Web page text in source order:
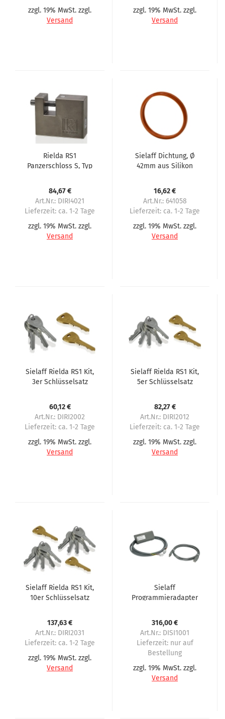
zzgl. 19% MwSt. zzgl.
Versand
zzgl. 19% MwSt. zzgl.
Versand
Rielda RS1
Panzerschloss S, Typ
84,67 €
Art.Nr.: DIRI4021
Lieferzeit: ca. 1-2 Tage
zzgl. 19% MwSt. zzgl.
Versand
Sielaff Dichtung, Ø
42mm aus Silikon
16,62 €
Art.Nr.: 641058
Lieferzeit: ca. 1-2 Tage
zzgl. 19% MwSt. zzgl.
Versand
Sielaff Rielda RS1 Kit,
3er Schlüsselsatz
60,12 €
Art.Nr.: DIRI2002
Lieferzeit: ca. 1-2 Tage
zzgl. 19% MwSt. zzgl.
Versand
Sielaff Rielda RS1 Kit,
5er Schlüsselsatz
82,27 €
Art.Nr.: DIRI2012
Lieferzeit: ca. 1-2 Tage
zzgl. 19% MwSt. zzgl.
Versand
Sielaff Rielda RS1 Kit,
10er Schlüsselsatz
137,63 €
Art.Nr.: DIRI2031
Lieferzeit: ca. 1-2 Tage
zzgl. 19% MwSt. zzgl.
Versand
Sielaff
Programmieradapter
eingeschränkte
Version
316,00 €
Art.Nr.: DISI1001
Lieferzeit: nur auf
Bestellung
zzgl. 19% MwSt. zzgl.
Versand